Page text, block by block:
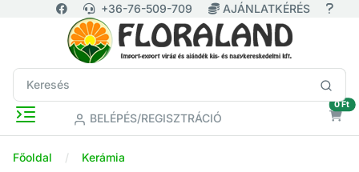
+36-76-509-709 AJÁNLATKÉRÉS
BELÉPÉS/REGISZTRÁCIÓ
0 Ft
Főoldal Kerámia